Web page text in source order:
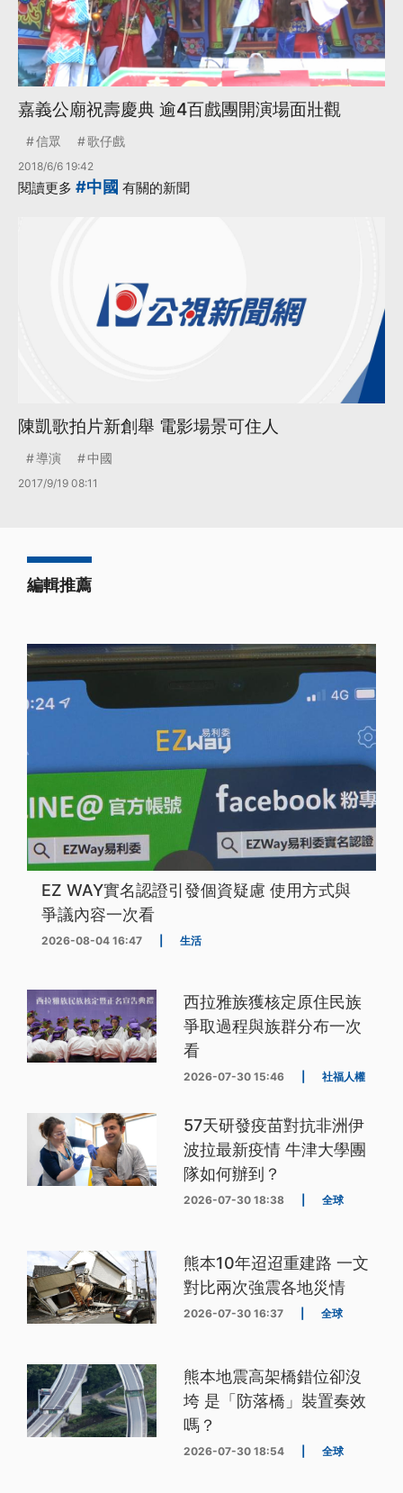
嘉義公廟祝壽慶典 逾4百戲團開演場面壯觀
信眾 歌仔戲
2018/6/6 19:42
閱讀更多 #中國 有關的新聞
陳凱歌拍片新創舉 電影場景可住人
導演 中國
2017/9/19 08:11
編輯推薦
EZ WAY實名認證引發個資疑慮 使用方式與
爭議內容一次看
2026-08-04 16:47 生活
西拉雅族獲核定原住民族
爭取過程與族群分布一次
看
2026-07-30 15:46 社福人權
57天研發疫苗對抗非洲伊
波拉最新疫情 牛津大學團
隊如何辦到？
2026-07-30 18:38 全球
熊本10年迢迢重建路 一文
對比兩次強震各地災情
2026-07-30 16:37 全球
熊本地震高架橋錯位卻沒
垮 是「防落橋」裝置奏效
嗎？
2026-07-30 18:54 全球